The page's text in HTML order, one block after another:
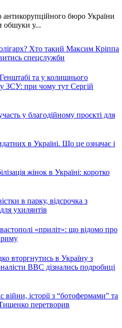
антикорупційного бюро України
обшуки у...
Хто такий Максим Кріппа
спецслужби
та у колишнього
ЗСУ: при чому тут Сергій
у благодійному проєкті для
в Україні. Що це означає і
жінок в Україні: коротко
в парку, відсрочка з
ухилянтів
«приліт»: що відомо про
вторгнутись в Україну з
ВВС дізнались подробиці
війни, історії з “ботофермами” та
перетворив